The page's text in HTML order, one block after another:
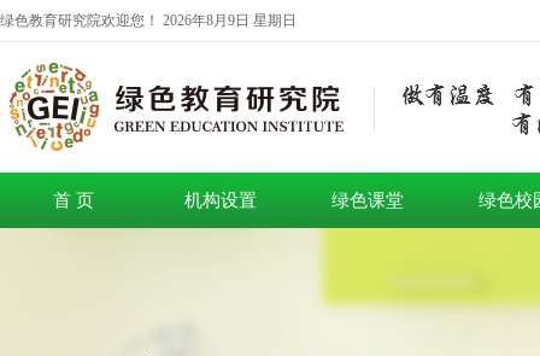
绿色教育研究院欢迎您！ 2026年8月9日 星期日
首 页 机构设置 绿色课堂 绿色校